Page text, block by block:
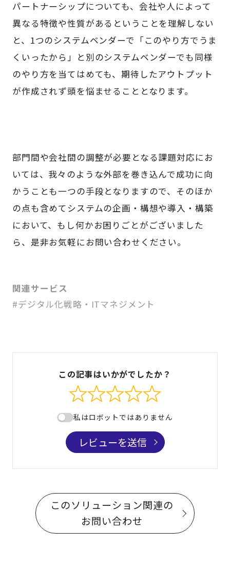
パートナーシップについても、会社や人によって
異なる特徴や性質があるということを理解しない
と、1つのシステムベンダーで「このやり方でうま
くいったから」と別のシステムベンダーでも同様
のやり方を当てはめても、期待したアウトプット
が作成されず頭を悩ませることとなります。
部門間や会社間の調整が必要となる課題対応にお
いては、我々のような外部を巻き込んで成功に向
かうことも一つの手段となりますので、そのほか
の点も含めてシステムの企画・構想や導入・構築
において、もし何かお困りごとがございました
ら、是非お気軽にお問い合わせください。
関連サービス
#デジタル化戦略・ITマネジメント
この記事はいかがでしたか？
私はロボットではありません
レビューを送信
このソリューション関連の
お問い合わせ